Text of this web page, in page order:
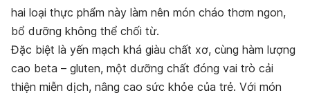
hai loại thực phẩm này làm nên món cháo thơm ngon,
bổ dưỡng không thể chối từ.
Đặc biệt là yến mạch khá giàu chất xơ, cùng hàm lượng
cao beta – gluten, một dưỡng chất đóng vai trò cải
thiện miễn dịch, nâng cao sức khỏe của trẻ. Với món